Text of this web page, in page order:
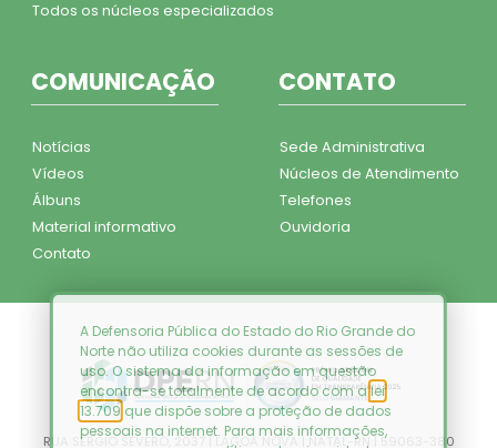
Todos os núcleos especializados
COMUNICAÇÃO
Notícias
Vídeos
Álbuns
Material informativo
Contato
CONTATO
Sede Administrativa
Núcleos de Atendimento
Telefones
Ouvidoria
RUA SÉRGIO SEVERO, 2037 | LAGOA NOVA | NATAL-RN | 59063-380
A Defensoria Pública do Estado do Rio Grande do
Norte não utiliza cookies durante as sessões de
uso. O sistema da informação em questão
encontra-se totalmente de acordo com alei
13.709 que dispõe sobre a proteção de dados
pessoais na internet. Para mais informações,